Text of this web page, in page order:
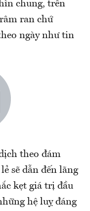
chung, trên
ran chứ
ngày như tin
theo đám
sẽ dẫn đến lãng
kẹt giá trị đầu
hệ luỵ đáng